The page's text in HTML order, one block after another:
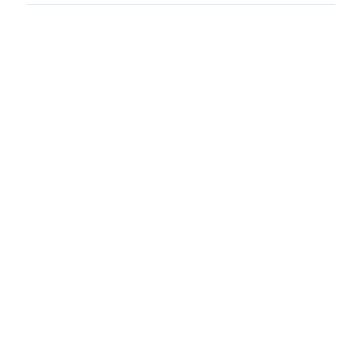
una colaboración, es formar parte de algo que deja huella.
KEVEDOSDESERT realiza convocatorias constantemente